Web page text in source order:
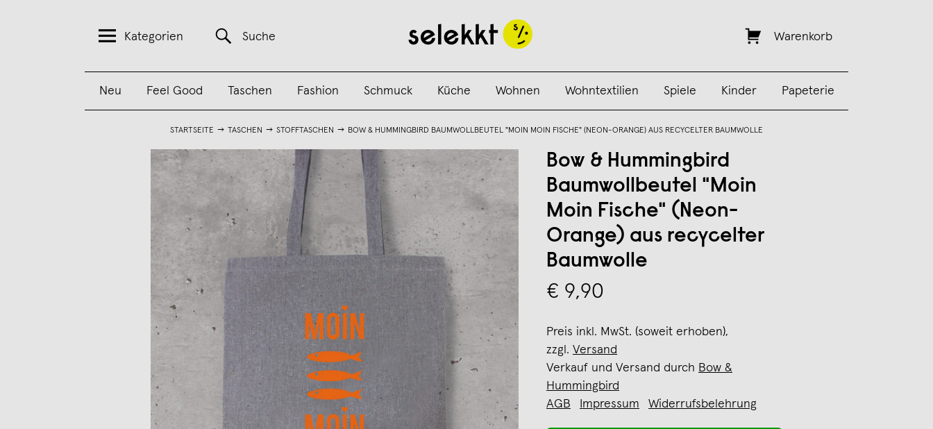
Kategorien Suche Warenkorb
Neu Feel Good Taschen Fashion Schmuck Küche Wohnen Wohntextilien Spiele Kinder Papeterie
STARTSEITE TASCHEN STOFFTASCHEN BOW & HUMMINGBIRD BAUMWOLLBEUTEL "MOIN MOIN FISCHE" (NEON-ORANGE) AUS RECYCELTER BAUMWOLLE
Bow & Hummingbird
Baumwollbeutel "Moin
Moin Fische" (Neon-
Orange) aus recycelter
Baumwolle
€ 9,90
Preis inkl. MwSt. (soweit erhoben),
zzgl. Versand
Verkauf und Versand durch Bow &
Hummingbird
AGB
Impressum Widerrufsbelehrung